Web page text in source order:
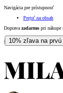
Navigácia pre prístupnosť
Prejsť na obsah
Doprava zadarmo pri nákupe
| 10% zľava na